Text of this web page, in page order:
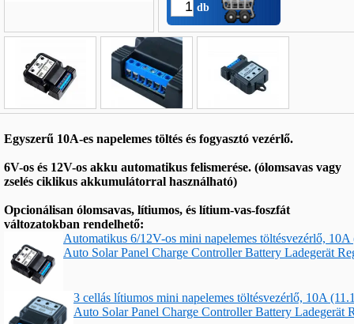
db
E-mail *:
Telefon*:
Egyszerű 10A-es napelemes töltés és fogyasztó vezérlő.
6V-os és 12V-os akku automatikus felismerése. (ólomsavas vagy
zselés ciklikus akkumulátorral használható)
Opcionálisan ólomsavas, lítiumos, és lítium-vas-foszfát
változatokban rendelhető:
Automatikus 6/12V-os mini napelemes töltésvezérlő, 10A
Auto Solar Panel Charge Controller Battery Ladegerät
3 cellás lítiumos mini napelemes töltésvezérlő, 10A
Auto Solar Panel Charge Controller Battery Ladegerät